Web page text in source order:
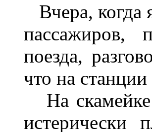
Вчера, когда
поезда,
что на
На
истерически